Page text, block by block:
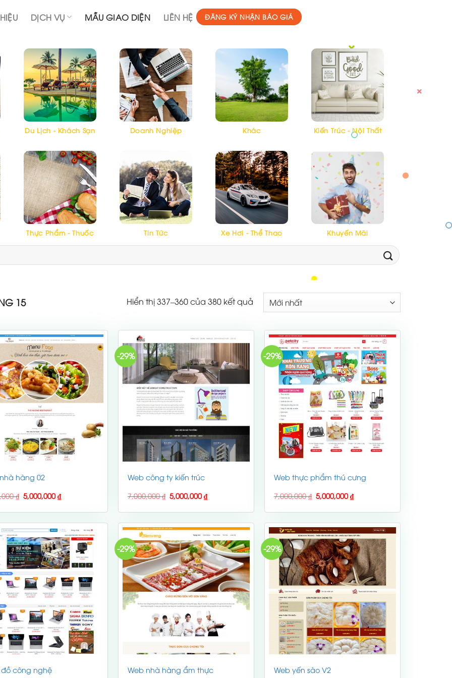
DỊCH VỤ MẪU GIAO DIỆN LIÊN HỆ ĐĂNG KÝ NHẬN BÁO GIÁ
Du Lịch - Khách Sạn Doanh Nghiệp Khác Kiến Trúc - Nội Thất
Thực Phẩm - Thuốc Tin Tức Xe Hơi - Thể Thao Khuyến Mãi
15 Hiển thị 337–360 của 380 kết quả
hàng 02
₫ Original
price
5,000,000₫Current
price
-29%
Web công ty kiến trúc
7,000,000₫ Original
price
5,000,000₫Current
price
-29%
Web thực phẩm thú cưng
7,000,000₫ Original
price
5,000,000₫Current
price
đồ công nghệ
-29%
Web nhà hàng ẩm thực
-29%
Web yến sào V2